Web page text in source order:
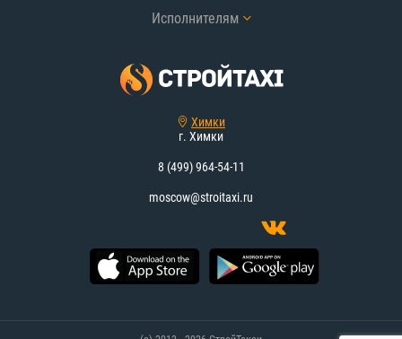
Исполнителям
Химки
г. Химки
8 (499) 964-54-11
moscow@stroitaxi.ru